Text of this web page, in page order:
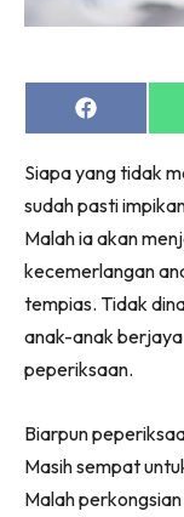
Share
on
Siapa yang tidak
sudah pasti
Malah ia akan
kecemerlangan
tempias. Tidak
anak-anak
peperiksaan.
Biarpun
Masih sempat
Malah